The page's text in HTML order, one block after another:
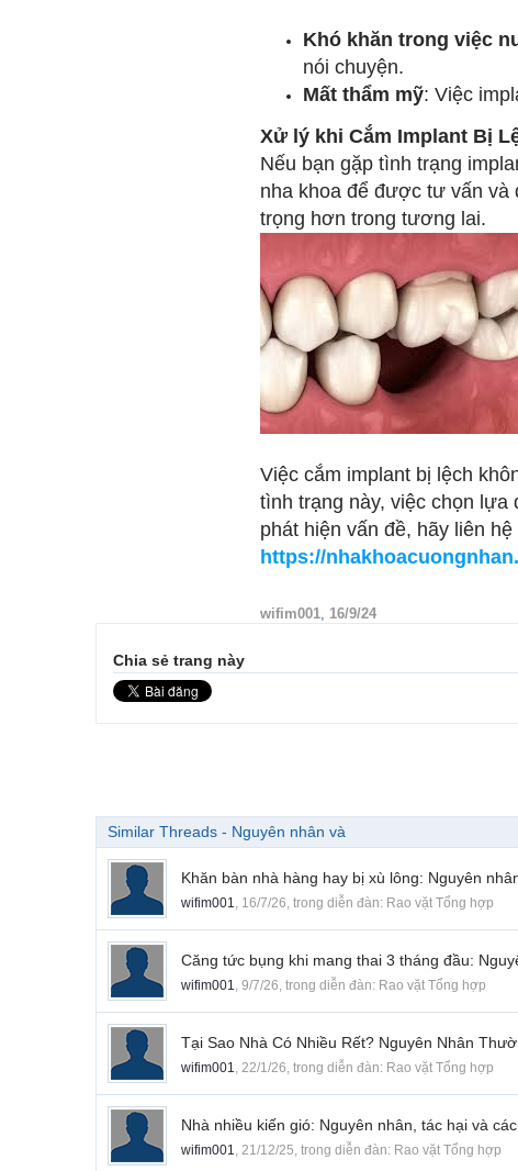
Khó khăn trong việc
nói chuyện.
Mất thẩm mỹ: Việc
Xử lý khi Cắm Implant Bị
Nếu bạn gặp tình trạng
nha khoa để được tư vấn và
trọng hơn trong tương lai.
Việc cắm implant bị lệch
tình trạng này, việc chọn lựa
phát hiện vấn đề, hãy liên
https://
wifim001, 16/9/24
Chia sẻ trang này
Similar Threads - Nguyên nhân và
Khăn bàn nhà hàng hay bị xù lông: Nguyên
wifim001, 16/7/26, trong diễn đàn: Rao vặt Tổng hợp
Căng tức bụng khi mang thai 3 tháng đầu:
wifim001, 9/7/26, trong diễn đàn: Rao vặt Tổng hợp
Tại Sao Nhà Có Nhiều Rết? Nguyên Nhân
wifim001, 22/1/26, trong diễn đàn: Rao vặt Tổng hợp
Nhà nhiều kiến gió: Nguyên nhân, tác hại và
wifim001, 21/12/25, trong diễn đàn: Rao vặt Tổng hợp